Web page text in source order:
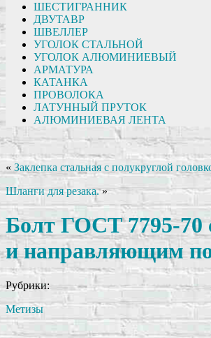
ШЕСТИГРАННИК
ДВУТАВР
ШВЕЛЛЕР
УГОЛОК СТАЛЬНОЙ
УГОЛОК АЛЮМИНИЕВЫЙ
АРМАТУРА
КАТАНКА
ПРОВОЛОКА
ЛАТУННЫЙ ПРУТОК
АЛЮМИНИЕВАЯ ЛЕНТА
« Заклепка стальная с полукруглой
Шланги для резака.»
Болт ГОСТ 7795-70
и направляющим
Рубрики:
Метизы